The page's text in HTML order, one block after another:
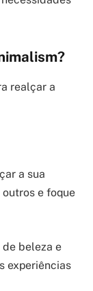
?
realçar a
a sua
e foque
beleza e
experiências